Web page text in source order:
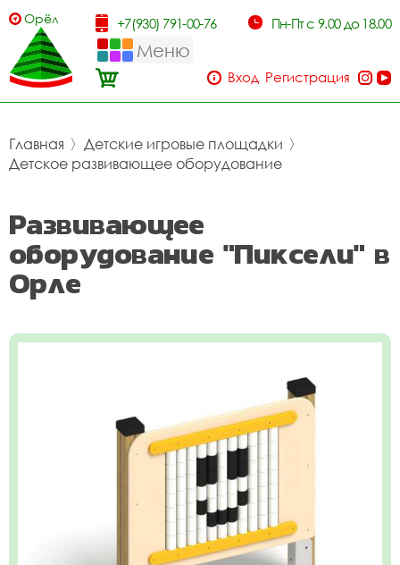
Орёл +7(930) 791-00-76 Пн-Пт с 9.00 до 18.00
Меню
Вход Регистрация
Главная 〉 Детские игровые площадки 〉
Детское развивающее оборудование
Развивающее
оборудование "Пиксели" в
Орле